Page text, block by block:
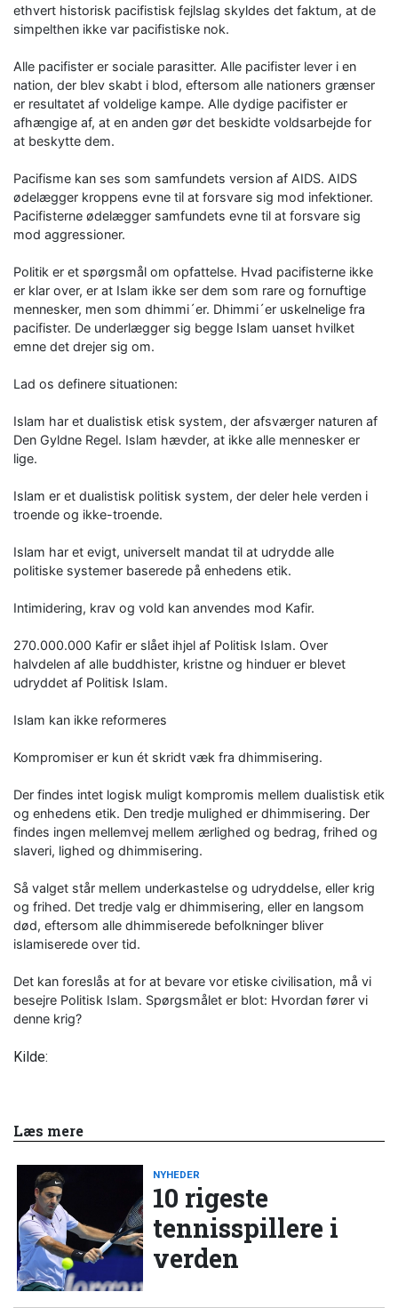
ethvert historisk pacifistisk fejlslag skyldes det faktum, at de
simpelthen ikke var pacifistiske nok.
Alle pacifister er sociale parasitter. Alle pacifister lever i en
nation, der blev skabt i blod, eftersom alle nationers grænser
er resultatet af voldelige kampe. Alle dydige pacifister er
afhængige af, at en anden gør det beskidte voldsarbejde for
at beskytte dem.
Pacifisme kan ses som samfundets version af AIDS. AIDS
ødelægger kroppens evne til at forsvare sig mod infektioner.
Pacifisterne ødelægger samfundets evne til at forsvare sig
mod aggressioner.
Politik er et spørgsmål om opfattelse. Hvad pacifisterne ikke
er klar over, er at Islam ikke ser dem som rare og fornuftige
mennesker, men som dhimmi´er. Dhimmi´er uskelnelige fra
pacifister. De underlægger sig begge Islam uanset hvilket
emne det drejer sig om.
Lad os definere situationen:
Islam har et dualistisk etisk system, der afsværger naturen af
Den Gyldne Regel. Islam hævder, at ikke alle mennesker er
lige.
Islam er et dualistisk politisk system, der deler hele verden i
troende og ikke-troende.
Islam har et evigt, universelt mandat til at udrydde alle
politiske systemer baserede på enhedens etik.
Intimidering, krav og vold kan anvendes mod Kafir.
270.000.000 Kafir er slået ihjel af Politisk Islam. Over
halvdelen af alle buddhister, kristne og hinduer er blevet
udryddet af Politisk Islam.
Islam kan ikke reformeres
Kompromiser er kun ét skridt væk fra dhimmisering.
Der findes intet logisk muligt kompromis mellem dualistisk etik
og enhedens etik. Den tredje mulighed er dhimmisering. Der
findes ingen mellemvej mellem ærlighed og bedrag, frihed og
slaveri, lighed og dhimmisering.
Så valget står mellem underkastelse og udryddelse, eller krig
og frihed. Det tredje valg er dhimmisering, eller en langsom
død, eftersom alle dhimmiserede befolkninger bliver
islamiserede over tid.
Det kan foreslås at for at bevare vor etiske civilisation, må vi
besejre Politisk Islam. Spørgsmålet er blot: Hvordan fører vi
denne krig?
Kilde:
Læs mere
NYHEDER
10 rigeste
tennisspillere i
verden